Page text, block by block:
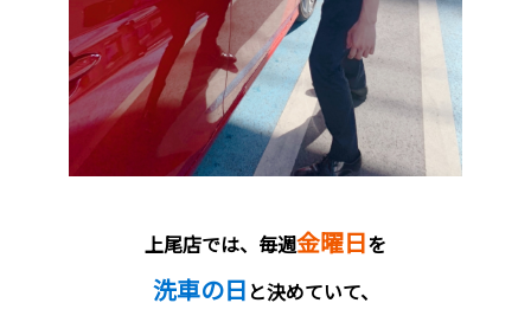
上尾店では、毎週金曜日を
洗車の日 と決めていて、